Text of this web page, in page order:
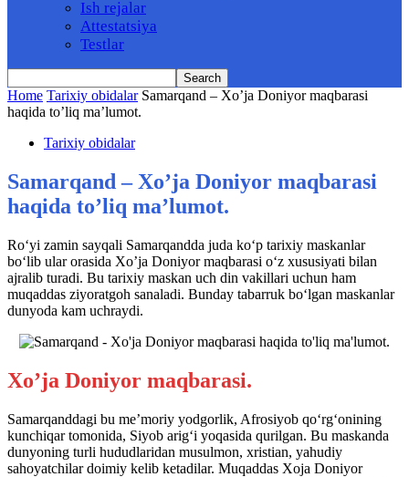
Ish rejalar
Attestatsiya
Testlar
Home Tarixiy obidalar Samarqand – Xo’ja Doniyor maqbarasi
haqida to’liq ma’lumot.
Tarixiy obidalar
Samarqand – Xo’ja Doniyor maqbarasi
haqida to’liq ma’lumot.
Ro‘yi zamin sayqali Samarqandda juda ko‘p tarixiy maskanlar
bo‘lib ular orasida Xo’ja Doniyor maqbarasi o‘z xususiyati bilan
ajralib turadi. Bu tarixiy maskan uch din vakillari uchun ham
muqaddas ziyoratgoh sanaladi. Bunday tabarruk bo‘lgan maskanlar
dunyoda kam uchraydi.
Xo’ja Doniyor maqbarasi.
Samarqanddagi bu meʼmoriy yodgorlik, Afrosiyob qoʻrgʻonining
kunchiqar tomonida, Siyob arigʻi yoqasida qurilgan. Bu maskanda
dunyoning turli hududlaridan musulmon, xristian, yahudiy
sahoyatchilar doimiy kelib ketadilar. Muqaddas Xoja Doniyor